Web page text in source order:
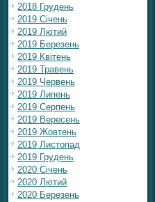
2018 Грудень
2019 Січень
2019 Лютий
2019 Березень
2019 Квітень
2019 Травень
2019 Червень
2019 Липень
2019 Серпень
2019 Вересень
2019 Жовтень
2019 Листопад
2019 Грудень
2020 Січень
2020 Лютий
2020 Березень